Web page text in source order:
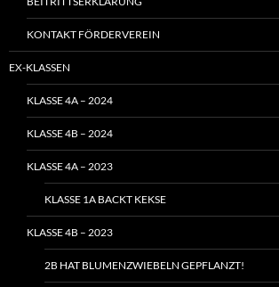
KONTAKT FÖRDERVEREIN
EX-KLASSEN
KLASSE 4A – 2024
KLASSE 4B – 2024
KLASSE 4A – 2023
KLASSE 1A BACKT KEKSE
KLASSE 4B – 2023
2B HAT BLUMENZWIEBELN GEPFLANZT!